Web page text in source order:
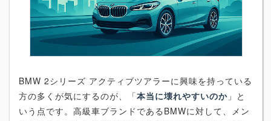
BMW 2シリーズ アクティブツアラーに興味を持っている
方の多くが気にするのが、「本当に壊れやすいのか 」と
いう点です。高級車ブランドであるBMWに対して、メン